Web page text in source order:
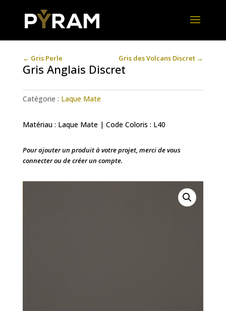
← Gris Perle Gris des Volcans Discret →
Gris Anglais Discret
Catégorie : Laque Mate
Matériau : Laque Mate | Code Coloris : L40
Pour ajouter un produit à votre projet, merci de vous
connecter ou de créer un compte.